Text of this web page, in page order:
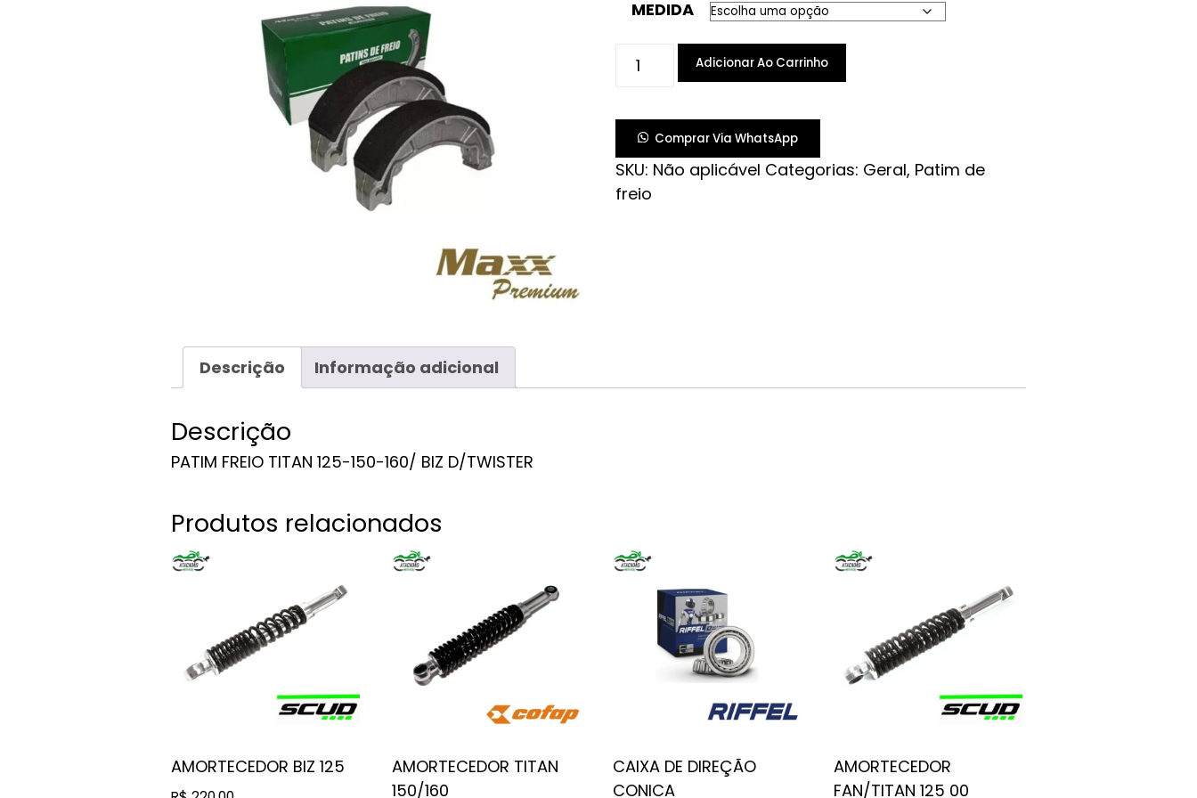
MEDIDA
PATIM
125-
160/
BIZ
Adicionar Ao Carrinho
Comprar Via WhatsApp
SKU: Não aplicável Categorias: Geral, Patim de
freio
Descrição Informação adicional
Descrição
PATIM FREIO TITAN 125-150-160/ BIZ D/TWISTER
Produtos relacionados
AMORTECEDOR BIZ 125
AMORTECEDOR TITAN
150/160
CAIXA DE DIREÇÃO
CONICA
AMORTECEDOR
FAN/TITAN 125 00